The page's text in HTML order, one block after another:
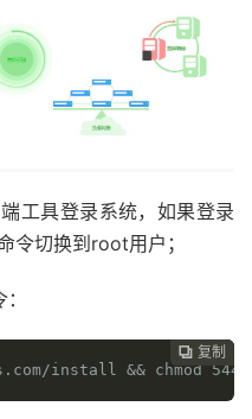
工具登录系统，如果登录
切换到root用户；
 复制
 复制
 复制
install && chmod